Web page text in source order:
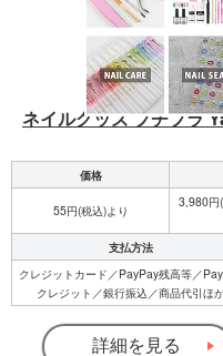
ネイルグッズ プチプラ
価格
55円(税込)より
3,980円
支払方法
クレジットカード／PayPay残高等／
クレジット／銀行振込／商品代引ほ
詳細を見る